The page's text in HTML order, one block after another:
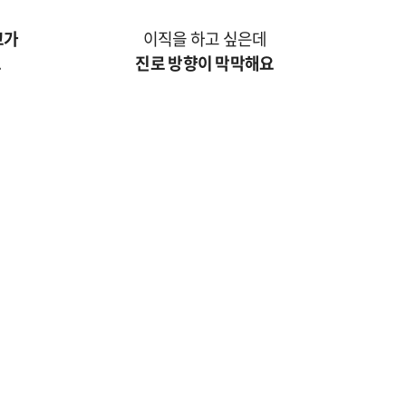
이직을 하고 싶은데
진로 방향이 막막해요